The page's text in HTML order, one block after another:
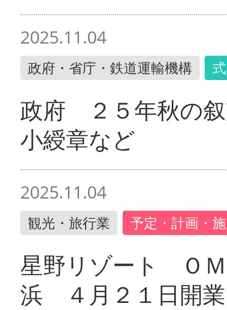
2025.11.04
政府・省庁・鉄道運輸機構
政府 ２５年秋の
小綬章など
2025.11.04
観光・旅行業 予定・計画・
星野リゾート Ｏ
浜 ４月２１日開業